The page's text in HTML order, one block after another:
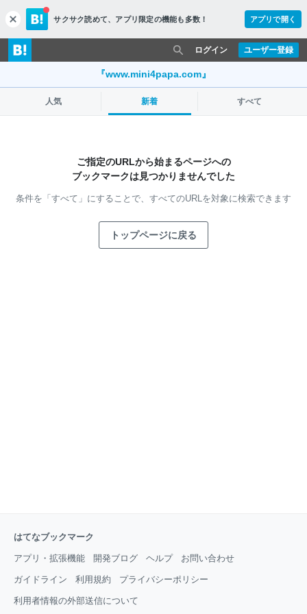
c
l
o
s
サクサク読めて、 アプリ限定の機能も多数！ アプリで開く
ユーザー登録
ログイン
『www.mini4papa.com』
人気 新着 すべて
ご指定のURLから始まるページへの
ブックマークは見つかりませんでした
条件を「すべて」にすることで、 すべてのURLを対象に検索できます
トップページに戻る
はてなブックマーク
アプリ・拡張機能 開発ブログ ヘルプ お問い合わせ
ガイドライン 利用規約 プライバシーポリシー
利用者情報の外部送信について